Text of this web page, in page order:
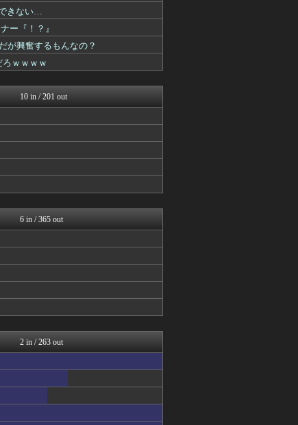
きない…
ー『！？』
が興奮するもんなの？
ｗｗｗｗ
10 in / 201 out
6 in / 365 out
2 in / 263 out